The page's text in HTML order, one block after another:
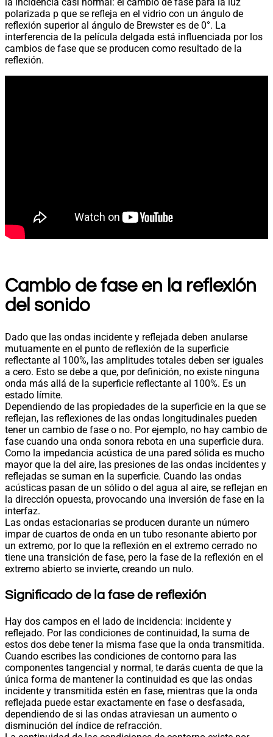
polarizada p que se refleja en el vidrio con un ángulo de
reflexión superior al ángulo de Brewster es de 0°. La
interferencia de la película delgada está influenciada por los
cambios de fase que se producen como resultado de la
reflexión.
Cambio de fase en la reflexión
del sonido
Dado que las ondas incidente y reflejada deben anularse
mutuamente en el punto de reflexión de la superficie
reflectante al 100%, las amplitudes totales deben ser iguales
a cero. Esto se debe a que, por definición, no existe ninguna
onda más allá de la superficie reflectante al 100%. Es un
estado límite.
Dependiendo de las propiedades de la superficie en la que se
reflejan, las reflexiones de las ondas longitudinales pueden
tener un cambio de fase o no. Por ejemplo, no hay cambio de
fase cuando una onda sonora rebota en una superficie dura.
Como la impedancia acústica de una pared sólida es mucho
mayor que la del aire, las presiones de las ondas incidentes y
reflejadas se suman en la superficie. Cuando las ondas
acústicas pasan de un sólido o del agua al aire, se reflejan en
la dirección opuesta, provocando una inversión de fase en la
interfaz.
Las ondas estacionarias se producen durante un número
impar de cuartos de onda en un tubo resonante abierto por
un extremo, por lo que la reflexión en el extremo cerrado no
tiene una transición de fase, pero la fase de la reflexión en el
extremo abierto se invierte, creando un nulo.
Significado de la fase de reflexión
Hay dos campos en el lado de incidencia: incidente y
reflejado. Por las condiciones de continuidad, la suma de
estos dos debe tener la misma fase que la onda transmitida.
Cuando escribes las condiciones de contorno para las
componentes tangencial y normal, te darás cuenta de que la
única forma de mantener la continuidad es que las ondas
incidente y transmitida estén en fase, mientras que la onda
reflejada puede estar exactamente en fase o desfasada,
dependiendo de si las ondas atraviesan un aumento o
disminución del índice de refracción.